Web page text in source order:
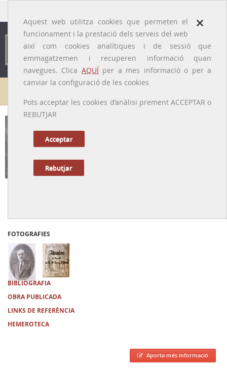
×
Aquest web utilitza cookies que permeten el
funcionament i la prestació dels serveis del web
així com cookies analítiques i de sessió que
emmagatzemen i recuperen informació quan
navegues. Clica AQUÍper a mes informació o per a
canviar la configuració de les cookies
Pots acceptar les cookies d’anàlisi prement ACCEPTAR o
REBUTJAR
Acceptar
Rebutjar
Galeria de metges
[Vidrà (Osona), 28/10/1875 – Barcelona, 9/07/1927]
FOTOGRAFIES
BIBLIOGRAFIA
OBRA PUBLICADA
LINKS DE REFERÈNCIA
HEMEROTECA
Aporta més informació